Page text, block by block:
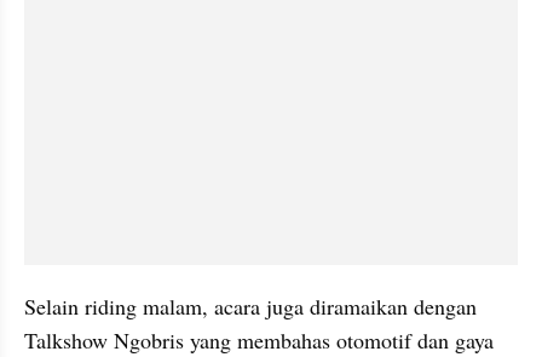
Selain riding malam, acara juga diramaikan dengan
Talkshow Ngobris yang membahas otomotif dan gaya